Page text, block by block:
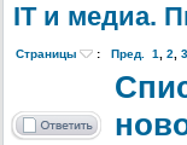
IT и медиа.
Страницы : Пред. 1, 2, 3